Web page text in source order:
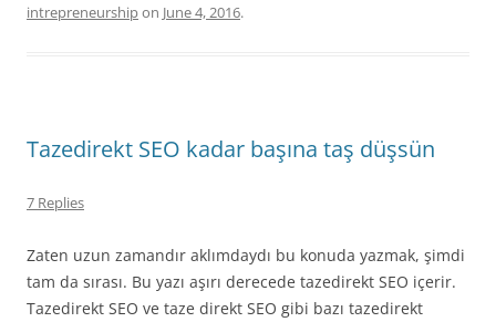
intrepreneurshipon June 4, 2016.
Tazedirekt SEO kadar başına taş düşsün
7 Replies
Zaten uzun zamandır aklımdaydı bu konuda yazmak, şimdi
tam da sırası. Bu yazı aşırı derecede tazedirekt SEO içerir.
Tazedirekt SEO ve taze direkt SEO gibi bazı tazedirekt